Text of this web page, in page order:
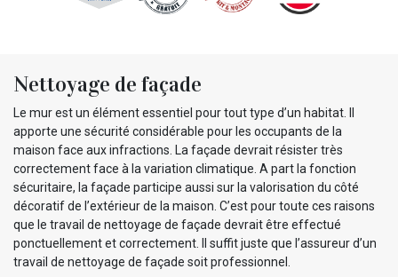
Nettoyage de façade
Le mur est un élément essentiel pour tout type d’un habitat. Il
apporte une sécurité considérable pour les occupants de la
maison face aux infractions. La façade devrait résister très
correctement face à la variation climatique. A part la fonction
sécuritaire, la façade participe aussi sur la valorisation du côté
décoratif de l’extérieur de la maison. C’est pour toute ces raisons
que le travail de nettoyage de façade devrait être effectué
ponctuellement et correctement. Il suffit juste que l’assureur d’un
travail de nettoyage de façade soit professionnel.